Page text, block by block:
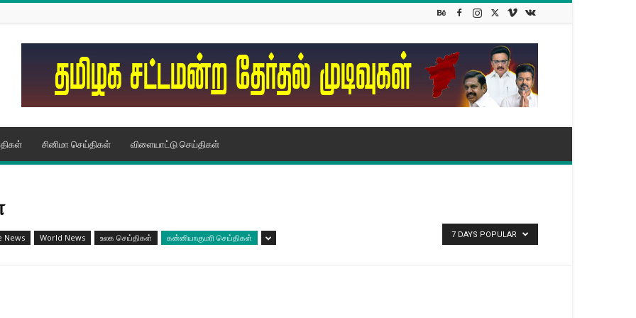
சினிமா செய்திகள் விளையாட்டு செய்திகள்
News World News உலக செய்திகள் கன்னியாகுமரி செய்திகள் 7 DAYS POPULAR